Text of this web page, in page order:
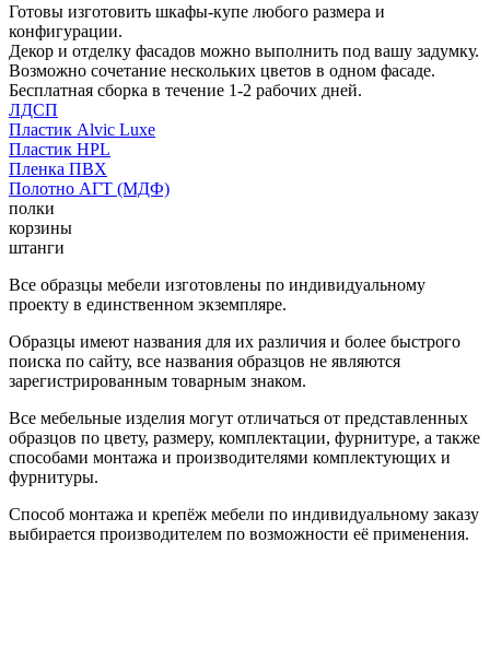
Готовы изготовить шкафы-купе любого размера и
конфигурации.
Декор и отделку фасадов можно выполнить под вашу задумку.
Возможно сочетание нескольких цветов в одном фасаде.
Бесплатная сборка в течение 1-2 рабочих дней.
ЛДСП
Пластик Alvic Luxe
Пластик HPL
Пленка ПВХ
Полотно АГТ (МДФ)
полки
корзины
штанги
Все образцы мебели изготовлены по индивидуальному
проекту в единственном экземпляре.
Образцы имеют названия для их различия и более быстрого
поиска по сайту, все названия образцов не являются
зарегистрированным товарным знаком.
Все мебельные изделия могут отличаться от представленных
образцов по цвету, размеру, комплектации, фурнитуре, а также
способами монтажа и производителями комплектующих и
фурнитуры.
Способ монтажа и крепёж мебели по индивидуальному заказу
выбирается производителем по возможности её применения.